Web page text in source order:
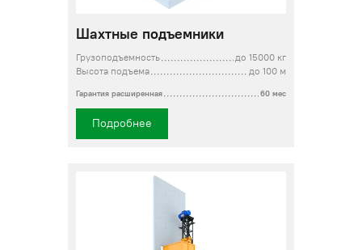
Шахтные подъемники
Грузоподъемность
до 15000 кг
Высота подъема
до 100 м
Гарантия расширенная 60 мес
Подробнее